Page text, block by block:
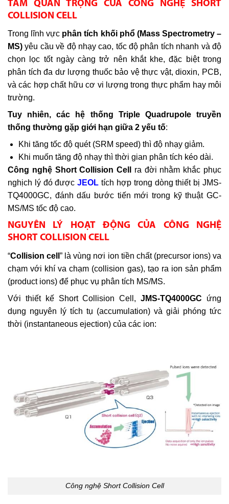
TẦM QUAN TRỌNG CỦA CÔNG NGHỆ SHORT
COLLISION CELL
Trong lĩnh vực phân tích khối phổ (Mass Spectrometry –
MS) yêu cầu về độ nhạy cao, tốc độ phân tích nhanh và độ
chọn lọc tốt ngày càng trở nên khắt khe, đặc biệt trong
phân tích đa dư lượng thuốc bảo vệ thực vật, dioxin, PCB,
và các hợp chất hữu cơ vi lượng trong thực phẩm hay môi
trường.
Tuy nhiên, các hệ thống Triple Quadrupole truyền
thống thường gặp giới hạn giữa 2 yếu tố:
Khi tăng tốc độ quét (SRM speed) thì độ nhạy giảm.
Khi muốn tăng độ nhạy thì thời gian phân tích kéo dài.
Công nghệ Short Collision Cell
ra đời nhằm khắc phục
nghịch lý đó đượcJEOL tích hợp trong dòng thiết bị JMS-
TQ4000GC, đánh dấu bước tiến mới trong kỹ thuật GC-
MS/MS tốc độ cao.
NGUYÊN LÝ HOẠT ĐỘNG CỦA CÔNG NGHỆ
SHORT COLLISION CELL
“Collision cell” là vùng nơi ion tiền chất (precursor ions) va
chạm với khí va chạm (collision gas), tạo ra ion sản phẩm
(product ions) để phục vụ phân tích MS/MS.
Với thiết kế Short Collision Cell,JMS-TQ4000GC ứng
dụng nguyên lý tích tụ (accumulation) và giải phóng tức
thời (instantaneous ejection) của các ion:
Công nghệ Short Collision Cell